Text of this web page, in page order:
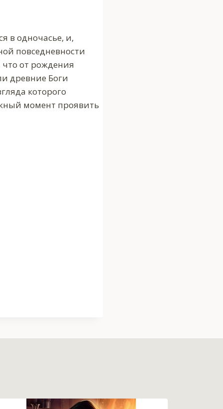
в одночасье, и,
повседневности
от рождения
древние Боги
которого
момент проявить